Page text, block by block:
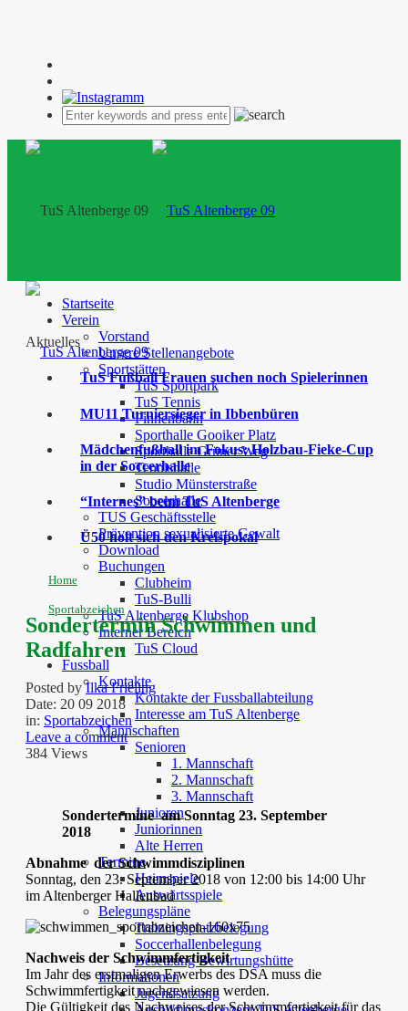
Startseite
Verein
Vorstand
Unsere Stellenangebote
Sportstätten
TuS Sportpark
TuS Tennis
Finnenbahn
Sporthalle Gooiker Platz
Sporthalle Grüner Weg
Tennishalle
Studio Münsterstraße
Soccerhalle
TUS Geschäftsstelle
Prävention sexualisierte Gewalt
Download
Buchungen
Clubheim
TuS-Bulli
TuS Altenberge Klubshop
Interner Bereich
TuS Cloud
Fussball
Kontakte
Kontakte der Fussballabteilung
Interesse am TuS Altenberge
Mannschaften
Senioren
1. Mannschaft
2. Mannschaft
3. Mannschaft
Junioren
Juniorinnen
Alte Herren
Termine
Heimspiele
Auswärtsspiele
Belegungspläne
Trainingsplatzbelegung
Soccerhallenbelegung
Besetzung Bewirtungshütte
Informationen
Jugendsatzung
Aktuelles
TuS Fußball Frauen suchen noch Spielerinnen
MU11 Turniersieger in Ibbenbüren
Mädchenfußball im Fokus: Holzbau-Fieke-Cup
in der Soccerhalle
“Internes” beim TuS Altenberge
Ü50 holt sich den Kreispokal
Home
Sportabzeichen
Sondertermin Schwimmen und
Radfahren
Posted byIlka Frieling
Date: 20 09 2018
in: Sportabzeichen
Leave a comment
384 Views
Sondertermine am Sonntag 23. September
2018
Abnahme der Schwimmdisziplinen
Sonntag, den 23. September 2018 von 12:00 bis 14:00 Uhr
im Altenberger Hallenbad
Nachweis der Schwimmfertigkeit
Im Jahr des erstmaligen Erwerbs des DSA muss die
Schwimmfertigkeit nachgewiesen werden.
Die Gültigkeit des Nachweises der Schwimmfertigkeit für das